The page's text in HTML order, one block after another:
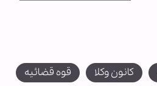
کانون وکلا قوه قضائیه